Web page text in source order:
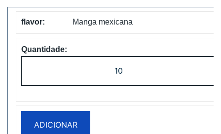
Manga mexicana
de
ZOOY
ADICIONAR